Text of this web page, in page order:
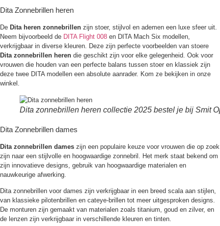
Dita Zonnebrillen heren
De Dita heren zonnebrillen zijn stoer, stijlvol en ademen een luxe sfeer uit.
Neem bijvoorbeeld de DITA Flight 008 en DITA Mach Six modellen,
verkrijgbaar in diverse kleuren. Deze zijn perfecte voorbeelden van stoere
Dita zonnebrillen heren die geschikt zijn voor elke gelegenheid. Ook voor
vrouwen die houden van een perfecte balans tussen stoer en klassiek zijn
deze twee DITA modellen een absolute aanrader. Kom ze bekijken in onze
winkel.
Dita zonnebrillen heren collectie 2025 bestel je bij Smit
Dita Zonnebrillen dames
Dita zonnebrillen dames zijn een populaire keuze voor vrouwen die op zoek
zijn naar een stijlvolle en hoogwaardige zonnebril. Het merk staat bekend om
zijn innovatieve designs, gebruik van hoogwaardige materialen en
nauwkeurige afwerking.
Dita zonnebrillen voor dames zijn verkrijgbaar in een breed scala aan stijlen,
van klassieke pilotenbrillen en cateye-brillen tot meer uitgesproken designs.
De monturen zijn gemaakt van materialen zoals titanium, goud en zilver, en
de lenzen zijn verkrijgbaar in verschillende kleuren en tinten.